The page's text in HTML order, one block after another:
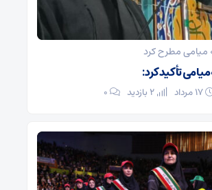
مطرح کرد
تأکید کرد:
۰